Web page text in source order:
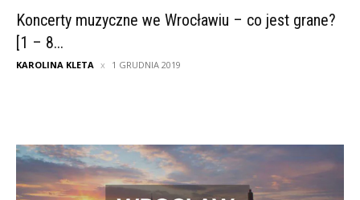
Koncerty muzyczne we Wrocławiu – co jest grane?
[1 – 8...
KAROLINA KLETA 1 GRUDNIA 2019